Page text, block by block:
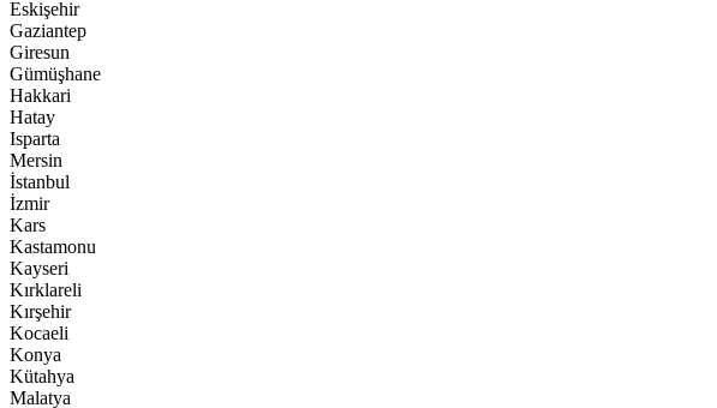
Eskişehir
Gaziantep
Giresun
Gümüşhane
Hakkari
Hatay
Isparta
Mersin
İstanbul
İzmir
Kars
Kastamonu
Kayseri
Kırklareli
Kırşehir
Kocaeli
Konya
Kütahya
Malatya